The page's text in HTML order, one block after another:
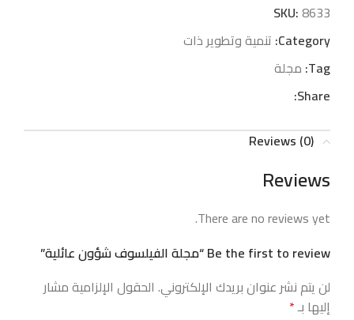
SKU:8633
Category: تنمية وتطوير ذات
Tag: مجلة
Share:
Reviews (0)
Reviews
There are no reviews yet.
Be the first to review “مجلة الفيلسوف شؤون عائلية”
لن يتم نشر عنوان بريدك الإلكتروني. الحقول الإلزامية مشار
إليها بـ*